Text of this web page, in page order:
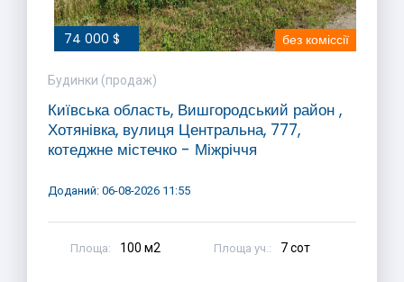
74 000 $ без коміссії
Будинки (продаж)
Київська область, Вишгородський район ,
Хотянівка, вулиця Центральна, 777,
котеджне містечко - Міжріччя
Доданий: 06-08-2026 11:55
Площа: 100 м2 Площа уч.: 7 сот